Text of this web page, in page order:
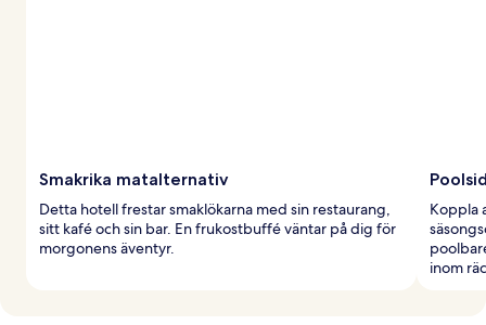
Smakrika matalternativ
Detta hotell frestar smaklökarna med sin restaurang,
sitt kafé och sin bar. En frukostbuffé väntar på dig för
morgonens äventyr.
Koppla
inom